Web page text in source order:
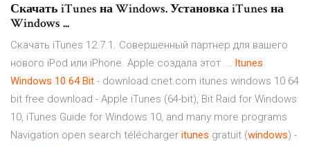
Скачать iTunes на Windows. Установка iTunes на
Windows ...
Скачать iTunes 12.7.1. Совершенный партнер для вашего
нового iPod или iPhone. Apple создала этот ... Itunes
Windows 10 64 Bit - download.cnet.com itunes windows 10 64
bit free download - Apple iTunes (64-bit), Bit Raid for Windows
10, iTunes Guide for Windows 10, and many more programs
Navigation open search télécharger itunes gratuit (windows) -